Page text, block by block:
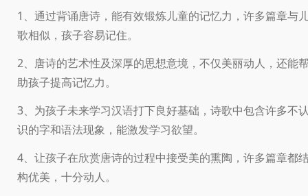
1、通过背诵唐诗，能有效锻炼儿童的记忆力，许多篇章与
歌相似，孩子容易记住。
2、唐诗的艺术性及深厚的思想意境，不仅美丽动人，还能
助孩子提高记忆力。
3、为孩子未来学习汉语打下良好基础，诗歌中包含许多不
识的字和语法现象，能激发学习欲望。
4、让孩子在欣赏唐诗的过程中接受美的熏陶，许多篇章都
构优美，十分动人。